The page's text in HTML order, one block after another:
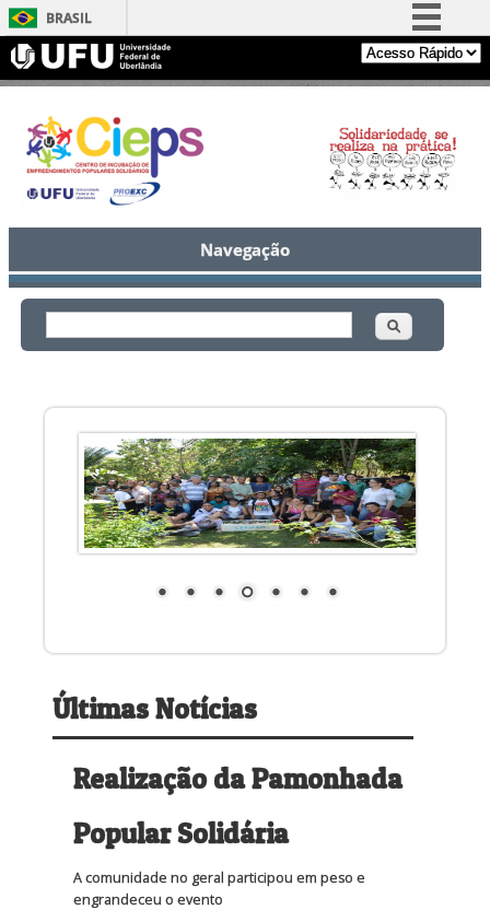
BRASIL
Simplifique!
Comunica BR
Participe
Acesso à informação
Legislação
Canais
Navegação
Formulário de busca
Buscar
Últimas Notícias
Realização da Pamonhada
Popular Solidária
A comunidade no geral participou em peso e
engrandeceu o evento